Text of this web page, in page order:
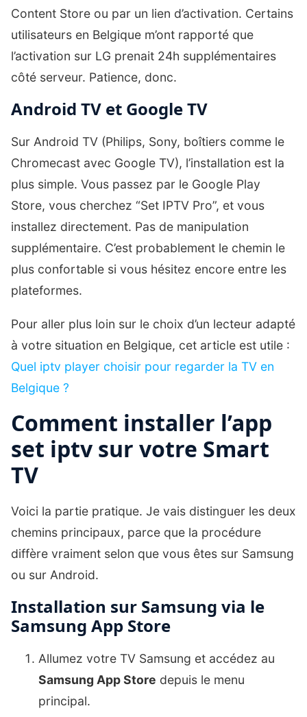
Content Store ou par un lien d’activation. Certains
utilisateurs en Belgique m’ont rapporté que
l’activation sur LG prenait 24h supplémentaires
côté serveur. Patience, donc.
Android TV et Google TV
Sur Android TV (Philips, Sony, boîtiers comme le
Chromecast avec Google TV), l’installation est la
plus simple. Vous passez par le Google Play
Store, vous cherchez “Set IPTV Pro”, et vous
installez directement. Pas de manipulation
supplémentaire. C’est probablement le chemin le
plus confortable si vous hésitez encore entre les
plateformes.
Pour aller plus loin sur le choix d’un lecteur adapté
à votre situation en Belgique, cet article est utile :
Quel iptv player choisir pour regarder la TV en
Belgique ?
Comment installer l’app
set iptv sur votre Smart
TV
Voici la partie pratique. Je vais distinguer les deux
chemins principaux, parce que la procédure
diffère vraiment selon que vous êtes sur Samsung
ou sur Android.
Installation sur Samsung via le
Samsung App Store
Allumez votre TV Samsung et accédez au
Samsung App Store depuis le menu
principal.